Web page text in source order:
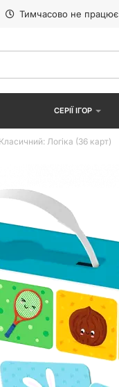
Тимчасово не працює
СЕРІЇ ІГОР
Логіка (36 карт)